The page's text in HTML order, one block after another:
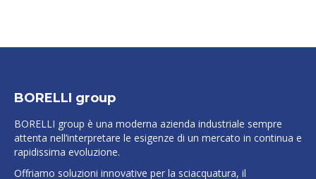
BORELLI group
BORELLI group è una moderna azienda industriale sempre
attenta nell’interpretare le esigenze di un mercato in continua e
rapidissima evoluzione.
Offriamo soluzioni innovative per la sciacquatura, il